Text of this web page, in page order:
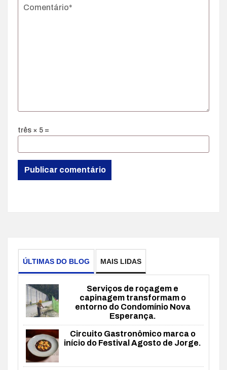
três × 5 =
ÚLTIMAS DO BLOG MAIS LIDAS
Serviços de roçagem e
capinagem transformam o
entorno do Condomínio Nova
Esperança.
Circuito Gastronômico marca o
início do Festival Agosto de Jorge.